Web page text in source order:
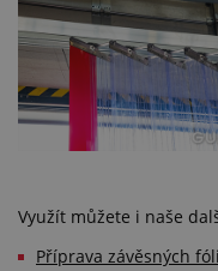
Využít můžete i naše
Příprava závěsných